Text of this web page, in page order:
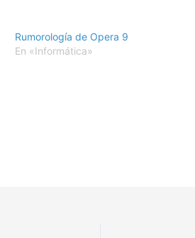
Rumorología de Opera 9
En «Informática»